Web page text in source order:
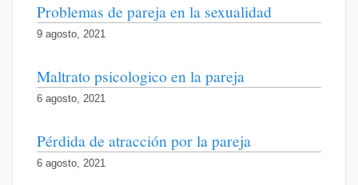
Problemas de pareja en la sexualidad
9 agosto, 2021
Maltrato psicologico en la pareja
6 agosto, 2021
Pérdida de atracción por la pareja
6 agosto, 2021